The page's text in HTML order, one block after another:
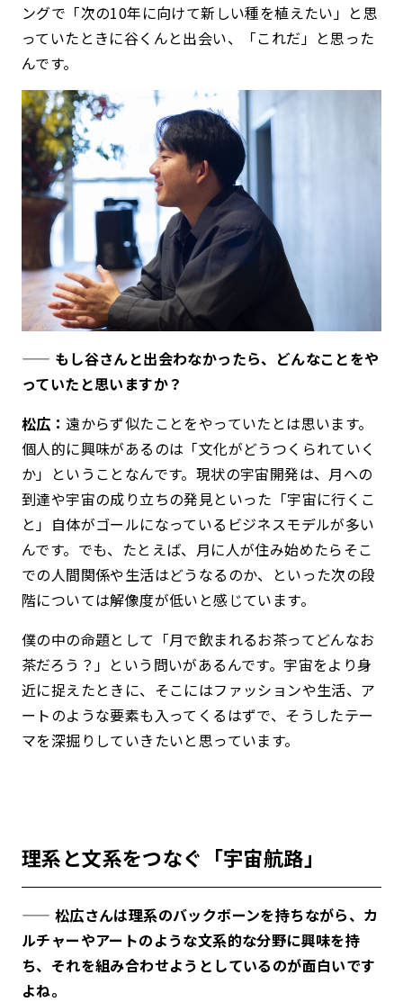
ングで「次の10年に向けて新しい種を植えたい」と思
っていたときに谷くんと出会い、「これだ」と思った
んです。
—— もし谷さんと出会わなかったら、どんなことをや
っていたと思いますか？
松広：遠からず似たことをやっていたとは思います。
個人的に興味があるのは「文化がどうつくられていく
か」ということなんです。 現状の宇宙開発は、月への
到達や宇宙の成り立ちの発見といった「宇宙に行くこ
と」自体がゴールになっているビジネスモデルが多い
んです。でも、たとえば、月に人が住み始めたらそこ
での人間関係や生活はどうなるのか、といった次の段
階については解像度が低いと感じています。
僕の中の命題として「月で飲まれるお茶ってどんなお
茶だろう？」という問いがあるんです。宇宙をより身
近に捉えたときに、そこにはファッションや生活、ア
ートのような要素も入ってくるはずで、そうしたテー
マを深掘りしていきたいと思っています。
理系と文系をつなぐ「宇宙航路」
—— 松広さんは理系のバックボーンを持ちながら、カ
ルチャーやアートのような文系的な分野に興味を持
ち、それを組み合わせようとしているのが面白いです
よね。